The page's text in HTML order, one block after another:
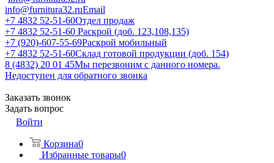
info@furnitura32.ruEmail
+7 4832 52-51-60Отдел продаж
+7 4832 52-51-60 Раскрой (доб. 123,108,135)
+7 (920)-607-55-69Раскрой мобильный
+7 4832 52-51-60Склад готовой продукции (доб. 154)
8 (4832) 20 01 45Мы перезвоним с данного номера.
Недоступен для обратного звонка
Заказать звонок
Задать вопрос
Войти
Корзина0
Избранные товары0